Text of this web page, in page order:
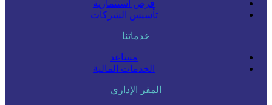
فرص استثمارية
تأسيس الشركات
خدماتنا
مساعد
الخدمات المالية
المقر الإداري